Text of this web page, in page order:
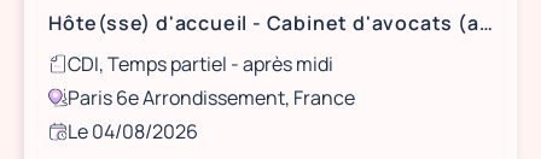
Hôte(sse) d'accueil - Cabinet d'avocats (après-midis) (H/F)
CDI, Temps partiel - après midi
Paris 6e Arrondissement, France
Le 04/08/2026